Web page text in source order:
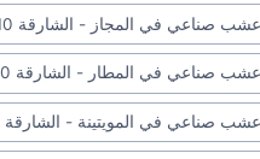
صناعي في المجاز - الشارقة 0582482610
صناعي في المطار - الشارقة 0582482610
صناعي في المويتينة - الشارقة 0582482610